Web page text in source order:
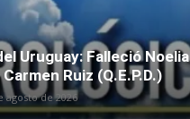
Uruguay: Falleció Noelia
Ruiz (Q.E.P.D.)
agosto de 2026